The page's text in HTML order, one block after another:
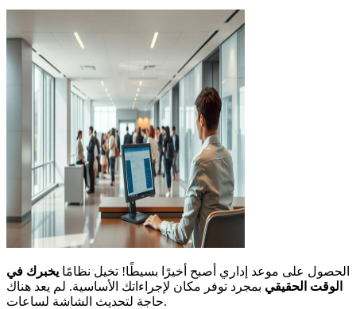
الحصول على موعد إداري أصبح أخيرًا بسيطًا! تخيل نظامًا يخبرك في
الوقت الحقيقي بمجرد توفر مكان لإجراءاتك الأساسية. لم يعد هناك
حاجة لتحديث الشاشة لساعات.